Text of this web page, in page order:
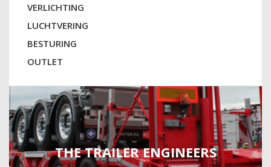
VERLICHTING
LUCHTVERING
BESTURING
OUTLET
THE TRAILER ENGINEERS